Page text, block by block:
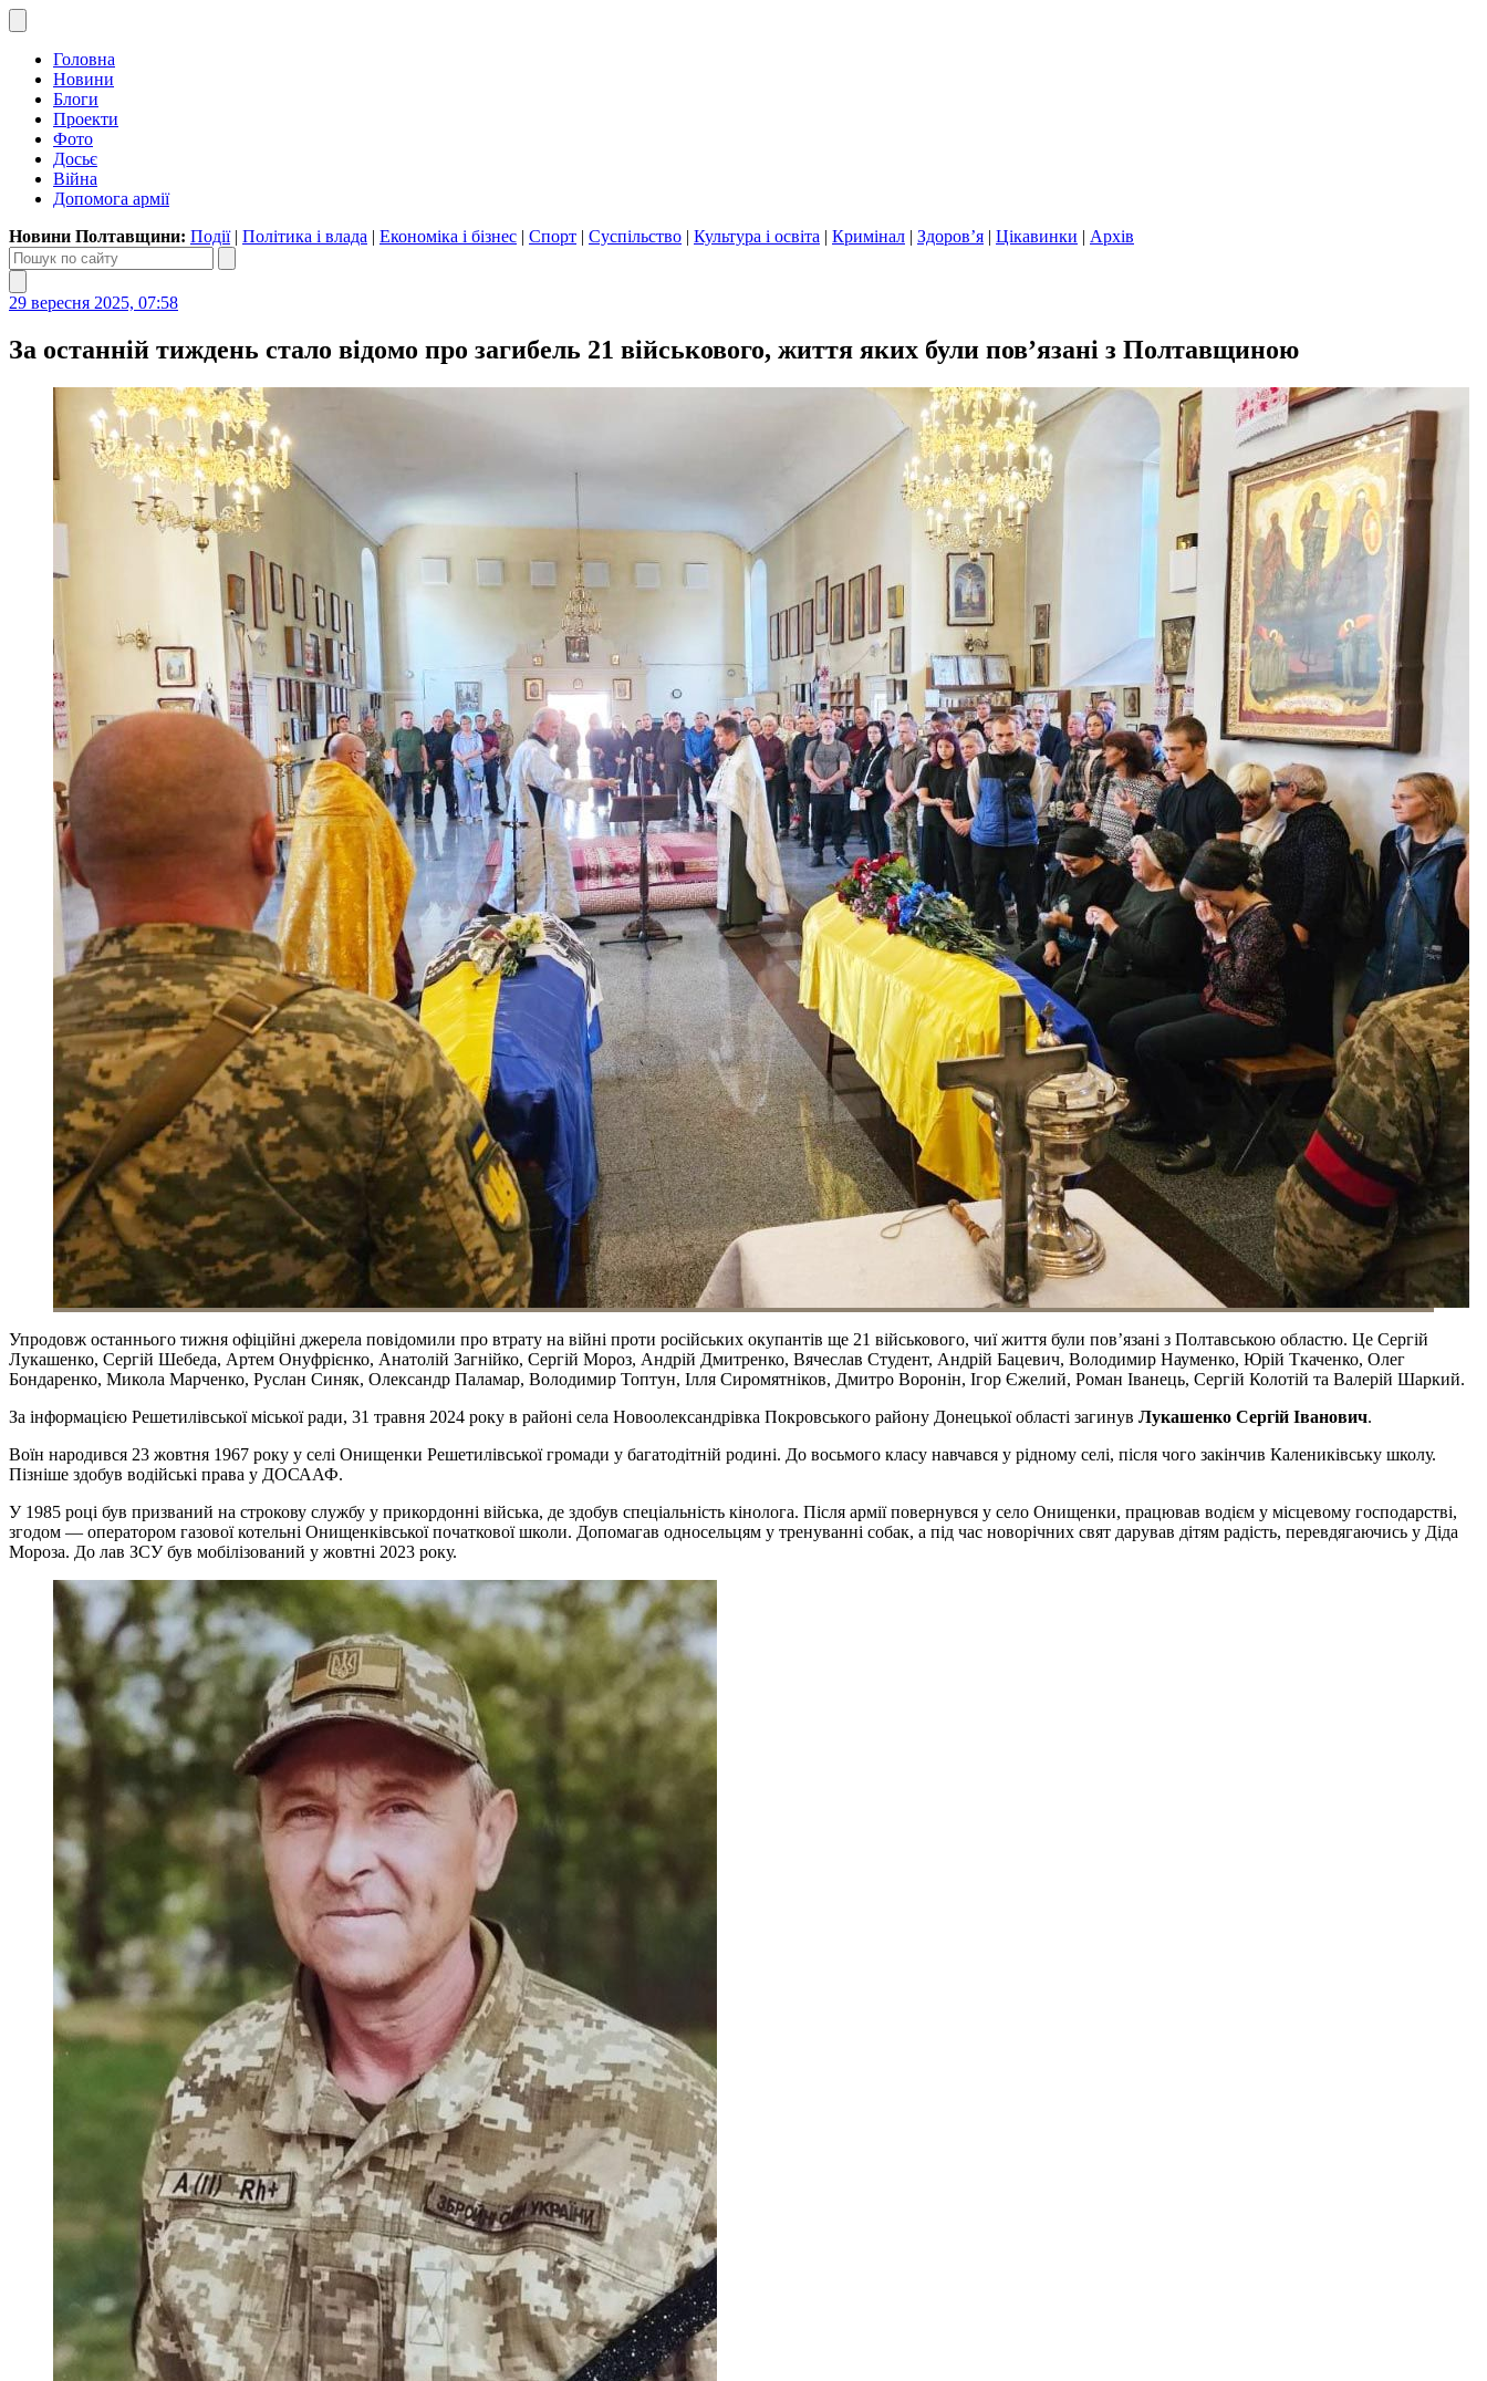
Головна
Новини
Блоги
Проекти
Фото
Досьє
Війна
Допомога армії
Новини Полтавщини: Події| Політика і влада | Економіка і бізнес | Спорт | Суспільство | Культура і освіта | Кримінал | Здоров’я | Цікавинки | Архів
29 вересня 2025, 07:58
За останній тиждень стало відомо про загибель 21 військового, життя яких були пов’язані з Полтавщиною
Упродовж останнього тижня офіційні джерела повідомили про втрату на війні проти російських окупантів ще 21 військового, чиї життя були пов’язані з Полтавською областю. Це Сергій
Лукашенко, Сергій Шебеда, Артем Онуфрієнко, Анатолій Загнійко, Сергій Мороз, Андрій Дмитренко, Вячеслав Студент, Андрій Бацевич, Володимир Науменко, Юрій Ткаченко, Олег
Бондаренко, Микола Марченко, Руслан Синяк, Олександр Паламар, Володимир Топтун, Ілля Сиромятніков, Дмитро Воронін, Ігор Єжелий, Роман Іванець, Сергій Колотій та Валерій Шаркий.
За інформацією Решетилівської міської ради, 31 травня 2024 року в районі села Новоолександрівка Покровського району Донецької області загинув Лукашенко Сергій Іванович.
Воїн народився 23 жовтня 1967 року у селі Онищенки Решетилівської громади у багатодітній родині. До восьмого класу навчався у рідному селі, після чого закінчив Калениківську школу.
Пізніше здобув водійські права у ДОСААФ.
У 1985 році був призваний на строкову службу у прикордонні війська, де здобув спеціальність кінолога. Після армії повернувся у село Онищенки, працював водієм у місцевому господарстві,
згодом — оператором газової котельні Онищенківської початкової школи. Допомагав односельцям у тренуванні собак, а під час новорічних свят дарував дітям радість, перевдягаючись у Діда
Мороза. До лав ЗСУ був мобілізований у жовтні 2023 року.